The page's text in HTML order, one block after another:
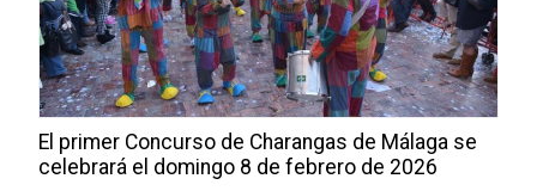
El primer Concurso de Charangas de Málaga se
celebrará el domingo 8 de febrero de 2026